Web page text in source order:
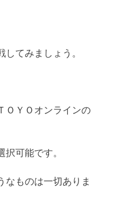
てみましょう。
ＯＹＯオンラインの
可能です。
なものは一切ありま